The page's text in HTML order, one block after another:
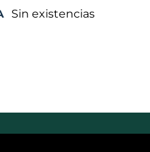
Sin existencias